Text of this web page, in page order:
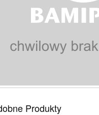
Produkty